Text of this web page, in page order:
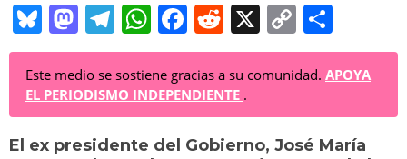
Bl
u
e
sk
y
M
a
st
o
d
T
el
e
gr
a
W
h
at
s
A
F
a
c
e
b
R
e
d
di
t
X
C
o
p
y
Li
o
m
p
ar
Este medio se sostiene gracias a su comunidad. APOYA
EL PERIODISMO INDEPENDIENTE .
El ex presidente del Gobierno, José María